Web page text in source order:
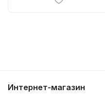
Интернет-магазин